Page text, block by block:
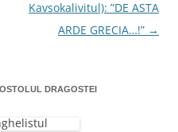
Kavsokalivitul): ”DE ASTA
ARDE GRECIA…!” →
DRAGOSTEI